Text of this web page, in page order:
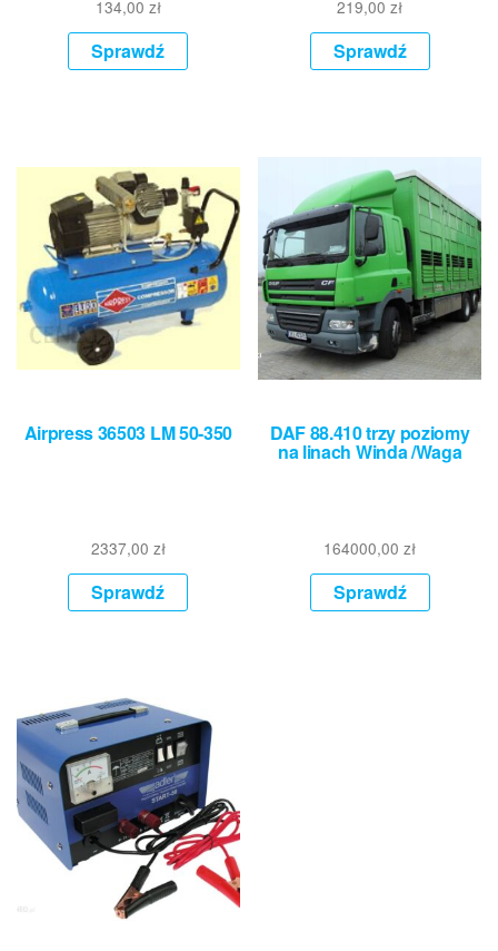
134,00 zł
Sprawdź
219,00zł
Sprawdź
Airpress 36503 LM 50-350
2337,00 zł
Sprawdź
DAF 88.410 trzy poziomy
na linach Winda /Waga
164000,00zł
Sprawdź